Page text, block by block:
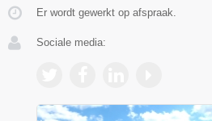
Er wordt gewerkt op afspraak.
Sociale media: